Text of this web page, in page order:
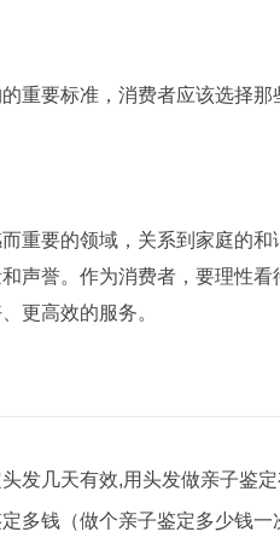
要标准，消费者应该选择那
要的领域，关系到家庭的和
声誉。作为消费者，要理性
更高效的服务。
发几天有效,用头发做亲子鉴
多钱（做个亲子鉴定多少钱一